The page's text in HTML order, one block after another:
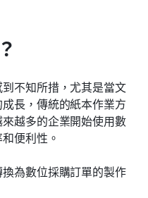
不知所措，尤其是當文
長，傳統的紙本作業方
越多的企業開始使用數
便利性。
為數位採購訂單的製作